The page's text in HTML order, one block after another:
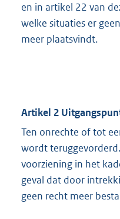
en in artikel 22 van
welke situaties er
meer plaatsvindt.
Artikel 2
Ten onrechte of tot
wordt
voorziening in het
geval dat door
geen recht meer